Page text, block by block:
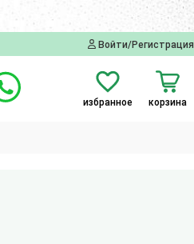
Войти/Регистрация
избранное корзина